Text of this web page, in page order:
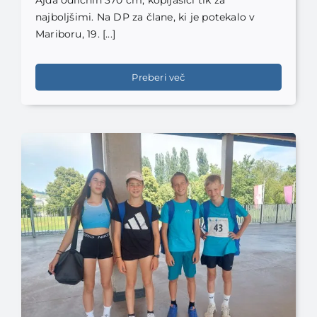
najboljšimi. Na DP za člane, ki je potekalo v
Mariboru, 19. [...]
Preberi več